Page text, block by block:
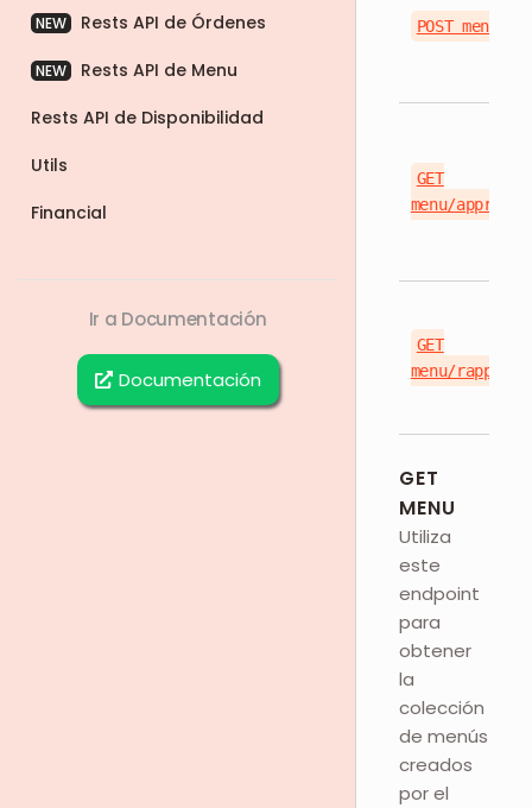
NEW Rests API de Órdenes
NEW
Rests API de Menu
Rests API de Disponibilidad
Utils
Financial
Ir a Documentación
Documentación
POST menu
GET
menu/
GET
menu/rappi/
GET
MENU
Utiliza
este
endpoint
para
obtener
la
colección
de menús
creados
por el